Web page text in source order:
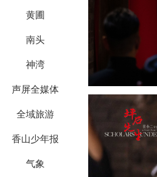
黄圃
南头
神湾
声屏全媒体
全域旅游
香山少年报
气象